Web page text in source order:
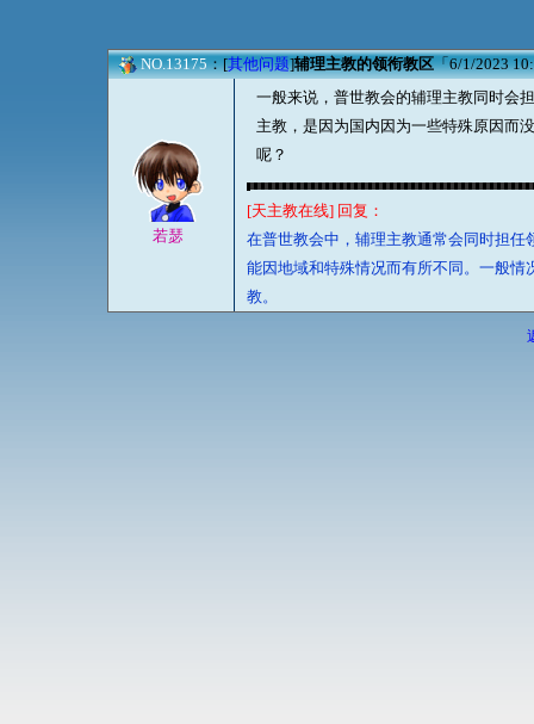
NO.13175：[其他问题]辅理主教的领衔教区「6/1/2023
若瑟
一般来说，普世教会的辅理主教同时会
主教，是因为国内因为一些特殊原因而
呢？
[天主教在线] 回复：
在普世教会中，辅理主教通常会同时担
能因地域和特殊情况而有所不同。一般
教。